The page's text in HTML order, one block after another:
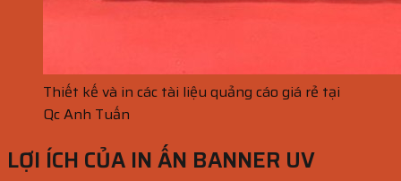
Thiết kế và in các tài liệu quảng cáo giá rẻ tại
Qc Anh Tuấn
LỢI ÍCH CỦA IN ẤN BANNER UV